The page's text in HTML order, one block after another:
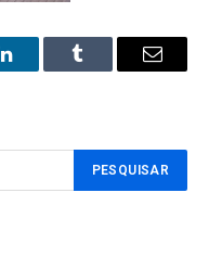
LinkedInTumblr Email